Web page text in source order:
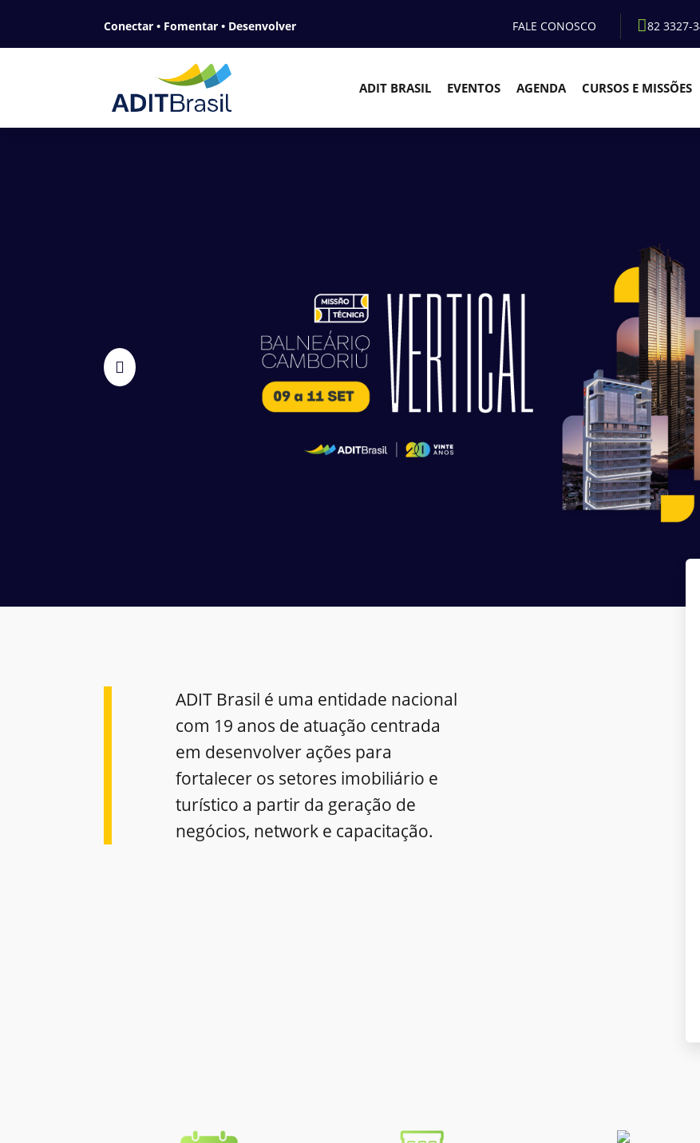
Conectar • Fomentar • Desenvolver FALE CONOSCO 82 3327-
ADIT BRASIL EVENTOS AGENDA CURSOS E MISSÕES
ADIT Brasil é uma entidade nacional
com 19 anos de atuação centrada
em desenvolver ações para
fortalecer os setores imobiliário e
turístico a partir da geração de
negócios, network e capacitação.